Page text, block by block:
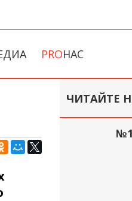
PROНАС
ЧИТАЙТЕ